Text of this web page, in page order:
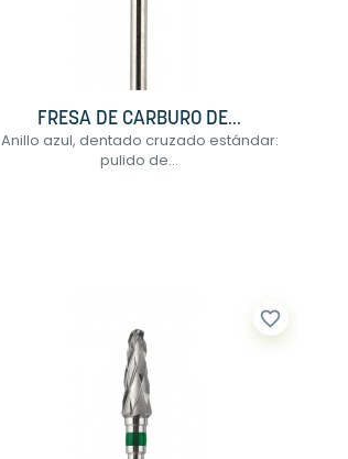
FRESA DE CARBURO DE...
Anillo azul, dentado cruzado estándar:
pulido de...
favorite_border